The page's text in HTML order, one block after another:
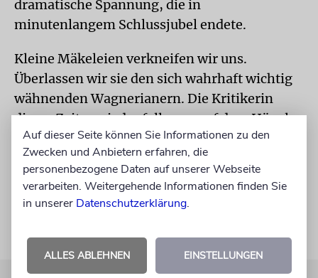
dramatische Spannung, die in
minutenlangem Schlussjubel endete.
Kleine Mäkeleien verkneifen wir uns.
Überlassen wir sie den sich wahrhaft wichtig
wähnenden Wagnerianern. Die Kritikerin
dieser Zeitung jedenfalls war auf dem Hügel
in diesem Jahr, nun die allerletzte Alliteration,
glühend glücklich. Und das lag nicht an den
hochsommerlichen Temperaturen.
Auf dieser Seite können Sie Informationen zu den
Zwecken und Anbietern erfahren, die
personenbezogene Daten auf unserer Webseite
verarbeiten. Weitergehende Informationen finden Sie
in unserer Datenschutzerklärung.
ALLES ABLEHNEN EINSTELLUNGEN